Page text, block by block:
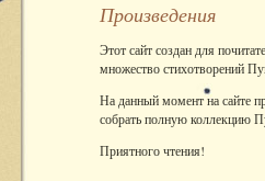
Произведения
Этот сайт создан для
множество стихотворений
На данный момент на сайте
собрать полную коллекцию
Приятного чтения!